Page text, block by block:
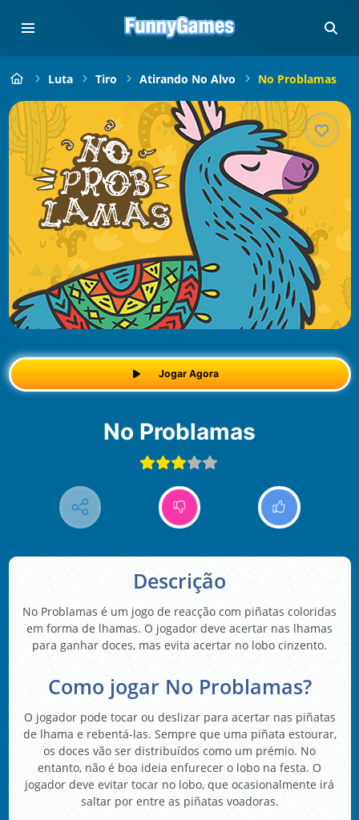
Luta Tiro Atirando No Alvo No Problamas
Jogar Agora
No Problamas
Descrição
No Problamas é um jogo de reacção com piñatas coloridas
em forma de lhamas. O jogador deve acertar nas lhamas
para ganhar doces, mas evita acertar no lobo cinzento.
Como jogar No Problamas?
O jogador pode tocar ou deslizar para acertar nas piñatas
de lhama e rebentá-las. Sempre que uma piñata estourar,
os doces vão ser distribuídos como um prémio. No
entanto, não é boa ideia enfurecer o lobo na festa. O
jogador deve evitar tocar no lobo, que ocasionalmente irá
saltar por entre as piñatas voadoras.